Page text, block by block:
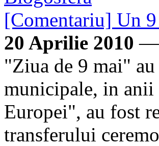
[Comentariu] Un
20 Aprilie 2010 —
"Ziua de 9 mai"
municipale, in anii
Europei", au fost
transferului